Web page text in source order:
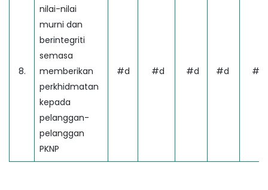
8.
nilai-nilai
murni dan
berintegriti
semasa
memberikan
perkhidmatan
kepada
pelanggan-
pelanggan
PKNP
#d #d #d #d #d